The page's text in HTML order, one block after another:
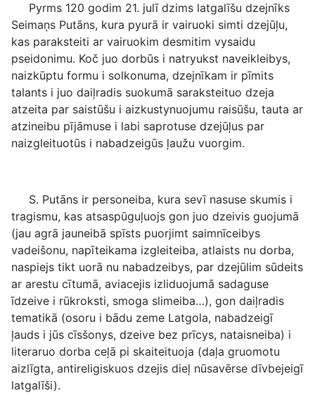
Pyrms 120 godim 21. julī dzims latgalīšu dzejnīks
Seimaņs Putāns, kura pyurā ir vairuoki simti dzejūļu,
kas paraksteiti ar vairuokim desmitim vysaidu
pseidonimu. Koč juo dorbūs i natryukst naveikleibys,
naizkūptu formu i solkonuma, dzejnīkam ir pīmits
talants i juo daiļradis suokumā saraksteituo dzeja
atzeita par saistūšu i aizkustynuojumu raisūšu, tauta ar
atzineibu pījāmuse i labi saprotuse dzejūļus par
naizgleituotūs i nabadzeigūs ļaužu vuorgim.
S. Putāns ir personeiba, kura sevī nasuse skumis i
tragismu, kas atsaspūguļuojs gon juo dzeivis guojumā
(jau agrā jauneibā spīsts puorjimt saimnīceibys
vadeišonu, napīteikama izgleiteiba, atlaists nu dorba,
naspiejs tikt uorā nu nabadzeibys, par dzejūlim sūdeits
ar arestu cītumā, aviacejis izliduojumā sadaguse
īdzeive i rūkroksti, smoga slimeiba…), gon daiļradis
tematikā (osoru i bādu zeme Latgola, nabadzeigī
ļauds i jūs cīsšonys, dzeive bez prīcys, nataisneiba) i
literaruo dorba ceļā pi skaiteituoja (daļa gruomotu
aizlīgta, antireligiskuos dzejis dieļ nūsavērse dīvbejeigī
latgalīši).